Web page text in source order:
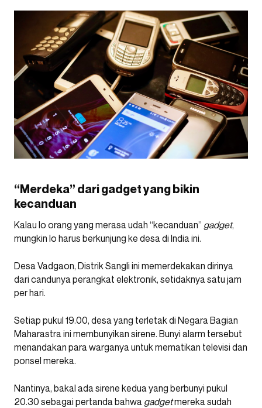
“Merdeka” dari gadget yang bikin
kecanduan
Kalau lo orang yang merasa udah “kecanduan” gadget,
mungkin lo harus berkunjung ke desa di India ini.
Desa Vadgaon, Distrik Sangli ini memerdekakan dirinya
dari candunya perangkat elektronik, setidaknya satu jam
per hari.
Setiap pukul 19.00, desa yang terletak di Negara Bagian
Maharastra ini membunyikan sirene. Bunyi alarm tersebut
menandakan para warganya untuk mematikan televisi dan
ponsel mereka.
Nantinya, bakal ada sirene kedua yang berbunyi pukul
20.30 sebagai pertanda bahwa gadgetmereka sudah